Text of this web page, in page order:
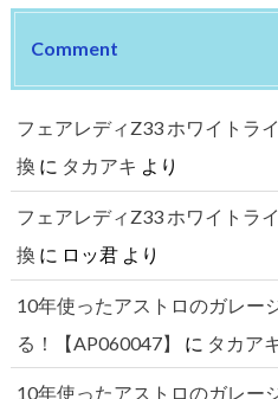
Comment
フェアレディZ33 ホワイトラ
換 に タカアキ より
フェアレディZ33 ホワイトラ
換 に ロッ君より
10年使ったアストロのガレー
る！【AP060047】
に タカア
10年使ったアストロのガレー